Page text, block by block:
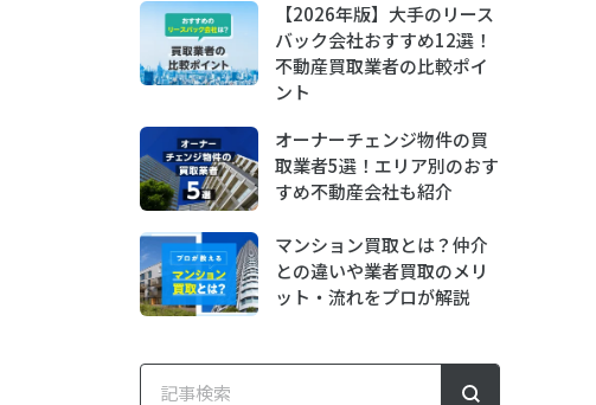
【2026年版】大手のリース
バック会社おすすめ12選！
不動産買取業者の比較ポイ
ント
オーナーチェンジ物件の買
取業者5選！エリア別のおす
すめ不動産会社も紹介
マンション買取とは？仲介
との違いや業者買取のメリ
ット・流れをプロが解説